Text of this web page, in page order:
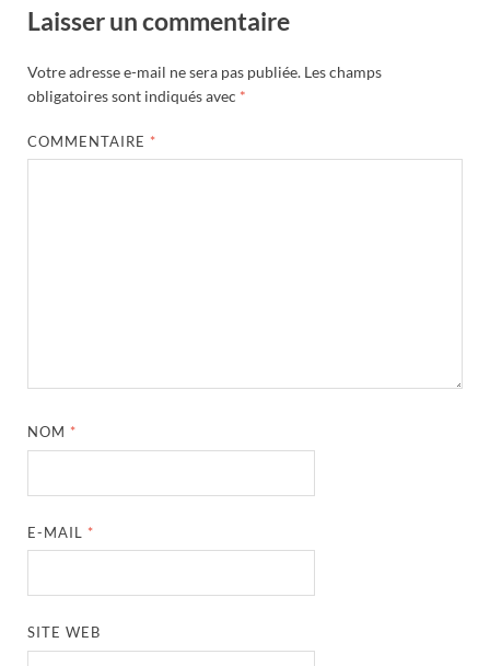
Laisser un commentaire
Votre adresse e-mail ne sera pas publiée. Les champs
obligatoires sont indiqués avec *
COMMENTAIRE *
NOM *
E-MAIL *
SITE WEB